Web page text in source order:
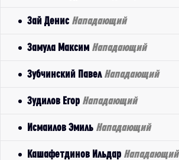
Зай Денис Нападающий
Замула Максим Нападающий
Зубчинский Павел Нападающий
Зудилов Егор Нападающий
Исмаилов Эмиль Нападающий
Кашафетдинов Ильдар Нападающий